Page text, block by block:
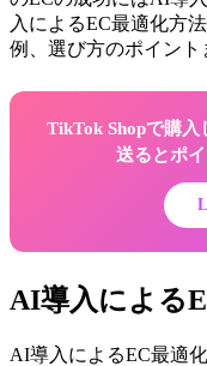
入によるEC最適化方
例、選び方のポイント
TikTok Shopで購
送るとポ
AI導入による
AI導入によるEC最適